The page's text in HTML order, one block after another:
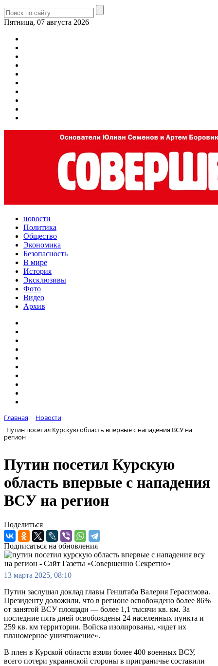
Пятница, 07 августа 2026
новости
Политика
Общество
Экономика
Безопасность
В мире
История
Эксклюзивы
Фото
Видео
Архив
Главная
Новости
Путин посетил Курскую область впервые с нападения ВСУ на
регион
Путин посетил Курскую
область впервые с нападения
ВСУ на регион
Поделиться
Подписаться на обновления
13 марта 2025, 08:10
Путин заслушал доклад главы Генштаба Валерия Герасимова.
Президенту доложили, что в регионе освобождено более 86%
от занятой ВСУ площади — более 1,1 тысячи кв. км. За
последние пять дней освобождены 24 населенных пункта и
259 кв. км территории. Войска изолированы, «идет их
планомерное уничтожение».
В плен в Курской области взяли более 400 военных ВСУ,
всего потери украинской стороны в приграничье составили